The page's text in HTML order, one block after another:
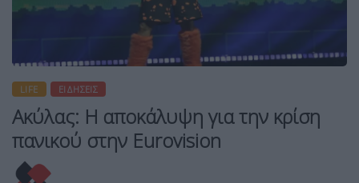
LIFE ΕΙΔΉΣΕΙΣ
Ακύλας: Η αποκάλυψη για την κρίση
πανικού στην Eurovision